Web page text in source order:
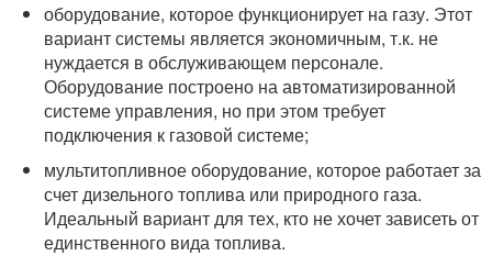
оборудование, которое функционирует на газу. Этот
вариант системы является экономичным, т.к. не
нуждается в обслуживающем персонале.
Оборудование построено на автоматизированной
системе управления, но при этом требует
подключения к газовой системе;
мультитопливное оборудование, которое работает за
счет дизельного топлива или природного газа.
Идеальный вариант для тех, кто не хочет зависеть от
единственного вида топлива.